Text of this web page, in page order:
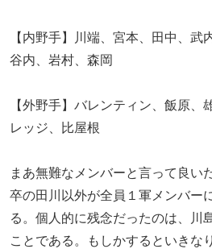
【内野手】川端、宮本、田中、武
谷内、岩村、森岡
【外野手】バレンティン、飯原、
レッジ、比屋根
まあ無難なメンバーと言って良い
卒の田川以外が全員１軍メンバー
る。個人的に残念だったのは、川
ことである。もしかするといきな